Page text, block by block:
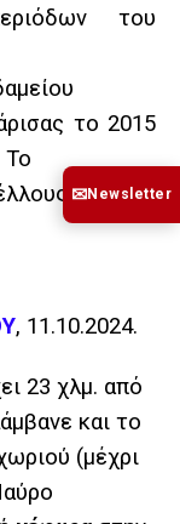
του
το 2015
Το
και 58
, 11.10.2024.
23 χλμ. από
και το
(μέχρι
✉Newsletter